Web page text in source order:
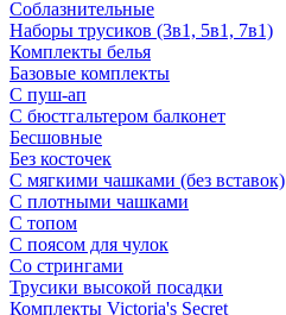
Соблазнительные
Наборы трусиков (3в1, 5в1, 7в1)
Комплекты белья
Базовые комплекты
С пуш-ап
С бюстгальтером балконет
Бесшовные
Без косточек
С мягкими чашками (без вставок)
С плотными чашками
С топом
С поясом для чулок
Со стрингами
Трусики высокой посадки
Комплекты Victoria's Secret